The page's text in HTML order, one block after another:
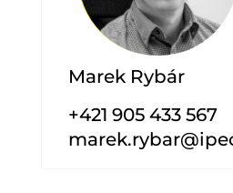
Marek Rybár
+421 905 433 567